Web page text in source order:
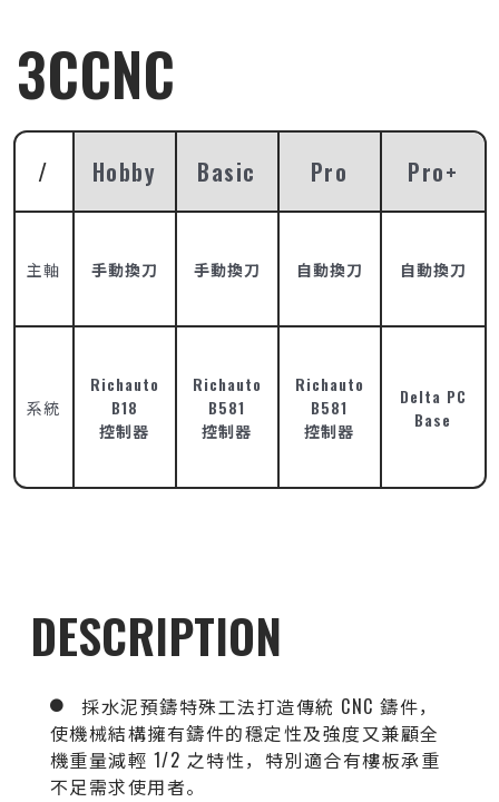
3CCNC
/ Hobby Basic Pro Pro+
主軸 手動換刀 手動換刀 自動換刀 自動換刀
系統
Richauto
B18
控制器
Richauto
B581
控制器
Richauto
B581
控制器
Delta PC
Base
DESCRIPTION
採水泥預鑄特殊工法打造傳統 CNC 鑄件，
使機械結構擁有鑄件的穩定性及強度又兼顧全
機重量減輕 1/2 之特性，特別適合有樓板承重
不足需求使用者。